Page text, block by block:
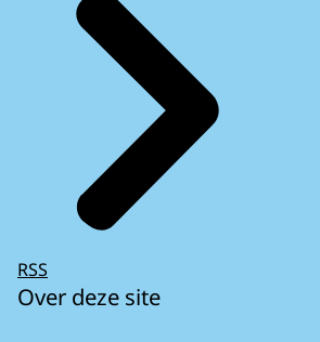
RSS
Over deze site